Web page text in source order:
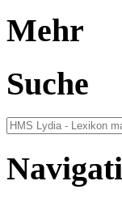
Mehr
Suche